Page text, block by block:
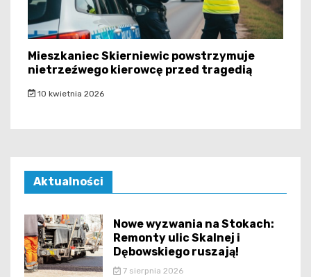
Mieszkaniec Skierniewic powstrzymuje
nietrzeźwego kierowcę przed tragedią
10 kwietnia 2026
Aktualności
Nowe wyzwania na Stokach:
Remonty ulic Skalnej i
Dębowskiego ruszają!
7 sierpnia 2026